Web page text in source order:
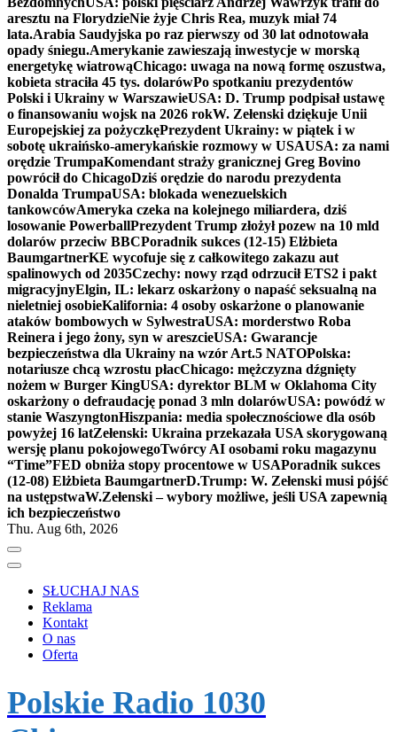
aresztu na FlorydzieNie żyje Chris Rea, muzyk miał 74
lata.Arabia Saudyjska po raz pierwszy od 30 lat odnotowała
opady śniegu.Amerykanie zawieszają inwestycje w morską
energetykę wiatrowąChicago: uwaga na nową formę oszustwa,
kobieta straciła 45 tys. dolarówPo spotkaniu prezydentów
Polski i Ukrainy w WarszawieUSA: D. Trump podpisał ustawę
o finansowaniu wojsk na 2026 rokW. Zełenski dziękuje Unii
Europejskiej za pożyczkęPrezydent Ukrainy: w piątek i w
sobotę ukraińsko-amerykańskie rozmowy w USAUSA: za nami
orędzie TrumpaKomendant straży granicznej Greg Bovino
powrócił do ChicagoDziś orędzie do narodu prezydenta
Donalda TrumpaUSA: blokada wenezuelskich
tankowcówAmeryka czeka na kolejnego miliardera, dziś
losowanie PowerballPrezydent Trump złożył pozew na 10 mld
dolarów przeciw BBCPoradnik sukces (12-15) Elżbieta
BaumgartnerKE wycofuje się z całkowitego zakazu aut
spalinowych od 2035Czechy: nowy rząd odrzucił ETS2 i pakt
migracyjnyElgin, IL: lekarz oskarżony o napaść seksualną na
nieletniej osobieKalifornia: 4 osoby oskarżone o planowanie
ataków bombowych w SylwestraUSA: morderstwo Roba
Reinera i jego żony, syn w areszcieUSA: Gwarancje
bezpieczeństwa dla Ukrainy na wzór Art.5 NATOPolska:
notariusze chcą wzrostu płacChicago: mężczyzna dźgnięty
nożem w Burger KingUSA: dyrektor BLM w Oklahoma City
oskarżony o defraudację ponad 3 mln dolarówUSA: powódź w
stanie WaszyngtonHiszpania: media społecznościowe dla osób
powyżej 16 latZełenski: Ukraina przekazała USA skorygowaną
wersję planu pokojowegoTwórcy AI osobami roku magazynu
“Time”FED obniża stopy procentowe w USAPoradnik sukces
(12-08) Elżbieta BaumgartnerD.Trump: W. Zełenski musi pójść
na ustępstwaW.Zełenski – wybory możliwe, jeśli USA zapewnią
ich bezpieczeństwo
Thu. Aug 6th, 2026
SŁUCHAJ NAS
Reklama
Kontakt
O nas
Oferta
Polskie Radio 1030